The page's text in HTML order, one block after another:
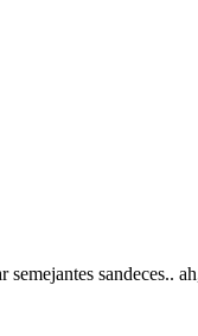
sandeces..